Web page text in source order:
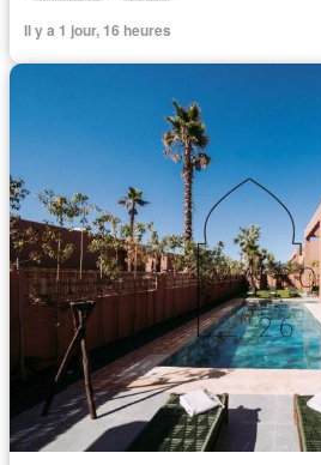
Il y a 1 jour, 16 heures